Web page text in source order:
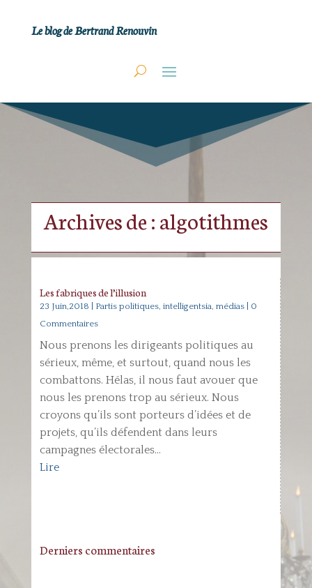
Le blog de Bertrand Renouvin
Archives de : algotithmes
Les fabriques de l’illusion
23 Juin,2018 Partis politiques, intelligentsia, médias| 0
Commentaires
Nous prenons les dirigeants politiques au
sérieux, même, et surtout, quand nous les
combattons. Hélas, il nous faut avouer que
nous les prenons trop au sérieux. Nous
croyons qu’ils sont porteurs d’idées et de
projets, qu’ils défendent dans leurs
campagnes électorales...
Lire
Derniers commentaires